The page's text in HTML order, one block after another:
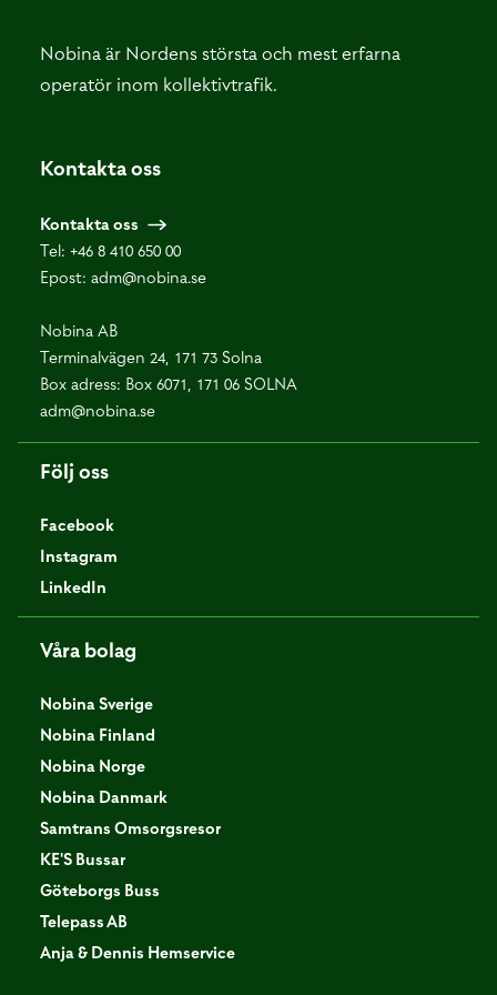
Nobina är Nordens största och mest erfarna
operatör inom kollektivtrafik.
Kontakta oss
Kontakta oss
Tel: +46 8 410 650 00
Epost: adm@nobina.se
Nobina AB
Terminalvägen 24, 171 73 Solna
Box adress: Box 6071, 171 06 SOLNA
adm@nobina.se
Följ oss
Facebook
Instagram
LinkedIn
Våra bolag
Nobina Sverige
Nobina Finland
Nobina Norge
Nobina Danmark
Samtrans Omsorgsresor
KE'S Bussar
Göteborgs Buss
Telepass AB
Anja & Dennis Hemservice